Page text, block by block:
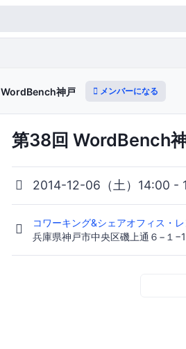
WordBench神戸 メンバーになる
第38回 WordBench
2014-12-06（土）14:00 -
コワーキング&シェアオフィス・
兵庫県神戸市中央区磯上通６−１